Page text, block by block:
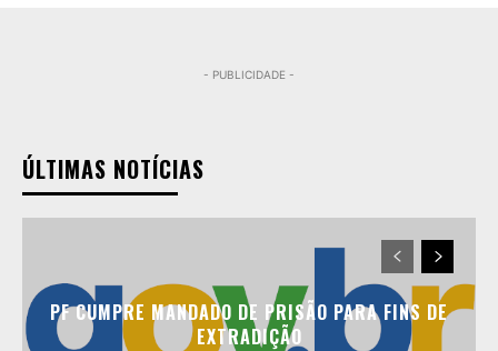
- PUBLICIDADE -
ÚLTIMAS NOTÍCIAS
PF CUMPRE MANDADO DE PRISÃO PARA FINS DE
EXTRADIÇÃO